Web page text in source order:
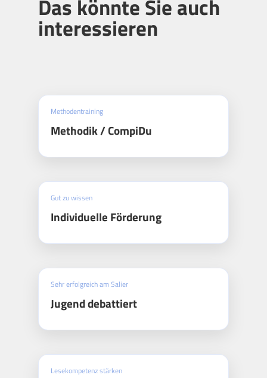
Das könnte Sie auch
interessieren
Methodentraining
Methodik / CompiDu
Gut zu wissen
Individuelle Förderung
Sehr erfolgreich am Salier
Jugend debattiert
Lesekompetenz stärken